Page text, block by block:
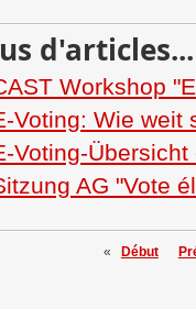
d'articles...
Workshop
Voting: Wie weit
Voting-Übersicht
AG "Vote
« Début